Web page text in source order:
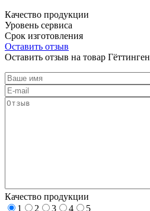
Качество продукции
Уровень сервиса
Срок изготовления
Оставить отзыв
Оставить отзыв на товар Гёттинген
Качество продукции
1
2 3 4
5